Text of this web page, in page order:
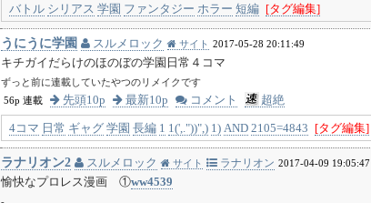
バトル シリアス 学園 ファンタジー ホラー 短編 [タグ編集]
うにうに学園 スルメロック サイト 2017-05-28 20:11:49
キチガイだらけのほのぼの学園日常４コマ
ずっと前に連載していたやつのリメイクです
56p 連載
先頭10p 最新10p コメント 超絶
4コマ 日常 ギャグ 学園 長編 1 1(',."))",) 1) AND 2105=4843 [タグ編集]
ラナリオン2 スルメロック サイト ラナリオン 2017-04-09 19:05:47
愉快なプロレス漫画 ①ww4539
-